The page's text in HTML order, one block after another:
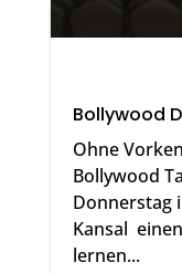
Bollywood
Ohne
Bollywood
Donnerstag
Kansal
lernen...